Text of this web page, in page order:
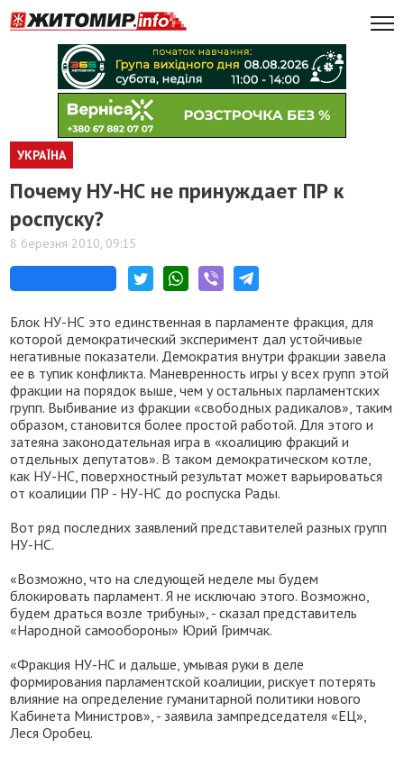
УКРАЇНА
Почему НУ-НС не принуждает ПР к
роспуску?
8 березня 2010, 09:15
Блок НУ-НС это единственная в парламенте фракция, для
которой демократический эксперимент дал устойчивые
негативные показатели. Демократия внутри фракции завела
ее в тупик конфликта. Маневренность игры у всех групп этой
фракции на порядок выше, чем у остальных парламентских
групп. Выбивание из фракции «свободных радикалов», таким
образом, становится более простой работой. Для этого и
затеяна законодательная игра в «коалицию фракций и
отдельных депутатов». В таком демократическом котле,
как НУ-НС, поверхностный результат может варьироваться
от коалиции ПР - НУ-НС до роспуска Рады.
Вот ряд последних заявлений представителей разных групп
НУ-НС.
«Возможно, что на следующей неделе мы будем
блокировать парламент. Я не исключаю этого. Возможно,
будем драться возле трибуны», - сказал представитель
«Народной самообороны» Юрий Гримчак.
«Фракция НУ-НС и дальше, умывая руки в деле
формирования парламентской коалиции, рискует потерять
влияние на определение гуманитарной политики нового
Кабинета Министров», - заявила зампредседателя «ЕЦ»,
Леся Оробец.